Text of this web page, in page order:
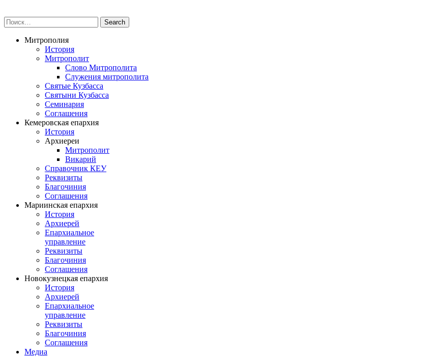
Митрополия
История
Митрополит
Слово Митрополита
Служения митрополита
Святые Кузбасса
Святыни Кузбасса
Семинария
Соглашения
Кемеровская епархия
История
Архиереи
Митрополит
Викарий
Справочник КЕУ
Реквизиты
Благочиния
Соглашения
Мариинская епархия
История
Архиерей
Епархиальное
управление
Реквизиты
Благочиния
Соглашения
Новокузнецкая епархия
История
Архиерей
Епархиальное
управление
Реквизиты
Благочиния
Соглашения
Медиа